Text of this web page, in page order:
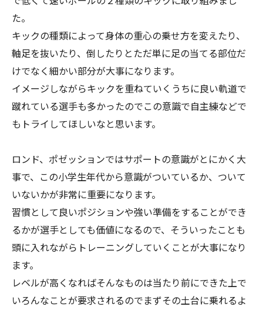
た。
キックの種類によって身体の重心の乗せ方を変えたり、
軸足を抜いたり、倒したりとただ単に足の当てる部位だ
けでなく細かい部分が大事になります。
イメージしながらキックを重ねていくうちに良い軌道で
蹴れている選手も多かったのでこの意識で自主練などで
もトライしてほしいなと思います。
ロンド、ポゼッションではサポートの意識がとにかく大
事で、この小学生年代から意識がついているか、ついて
いないかが非常に重要になります。
習慣として良いポジションや強い準備をすることができ
るかが選手としても価値になるので、そういったことも
頭に入れながらトレーニングしていくことが大事になり
ます。
レベルが高くなればそんなものは当たり前にできた上で
いろんなことが要求されるのでまずその土台に乗れるよ